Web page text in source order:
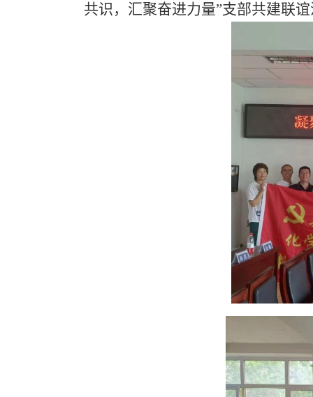
共识，汇聚奋进力量”支部共建联